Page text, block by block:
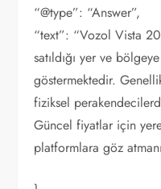
“@type”: “Answer”,
“text”: “Vozol Vista
satıldığı yer ve
göstermektedir.
fiziksel
Güncel fiyatlar için
platformlara göz